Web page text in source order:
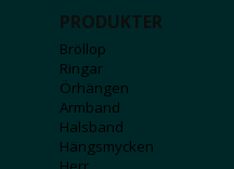
PRODUKTER
Bröllop
Ringar
Örhängen
Armband
Halsband
Hängsmycken